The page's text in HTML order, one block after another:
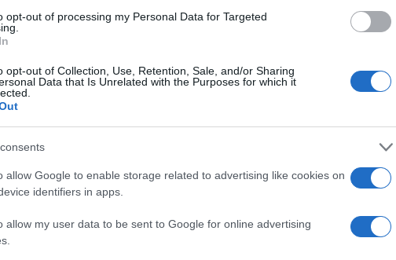
opt-out of processing my Personal Data for Targeted
opt-out of Collection, Use, Retention, Sale, and/or Sharing
Data that Is Unrelated with the Purposes for which it
allow Google to enable storage related to advertising like cookies on
identifiers in apps.
allow my user data to be sent to Google for online advertising
i mesi invernali. Questo approccio
nella gestione dell’ospitalità nella
essere goduto in ogni stagione. In
la tranquillità e i colori tenui dell’inverno,
durante gennaio e febbraio è parte di una
in vista delle Olimpiadi. Gli ospiti possono
unlago serenoe meno affollato, ideale
L’hotel si propone come base per chi